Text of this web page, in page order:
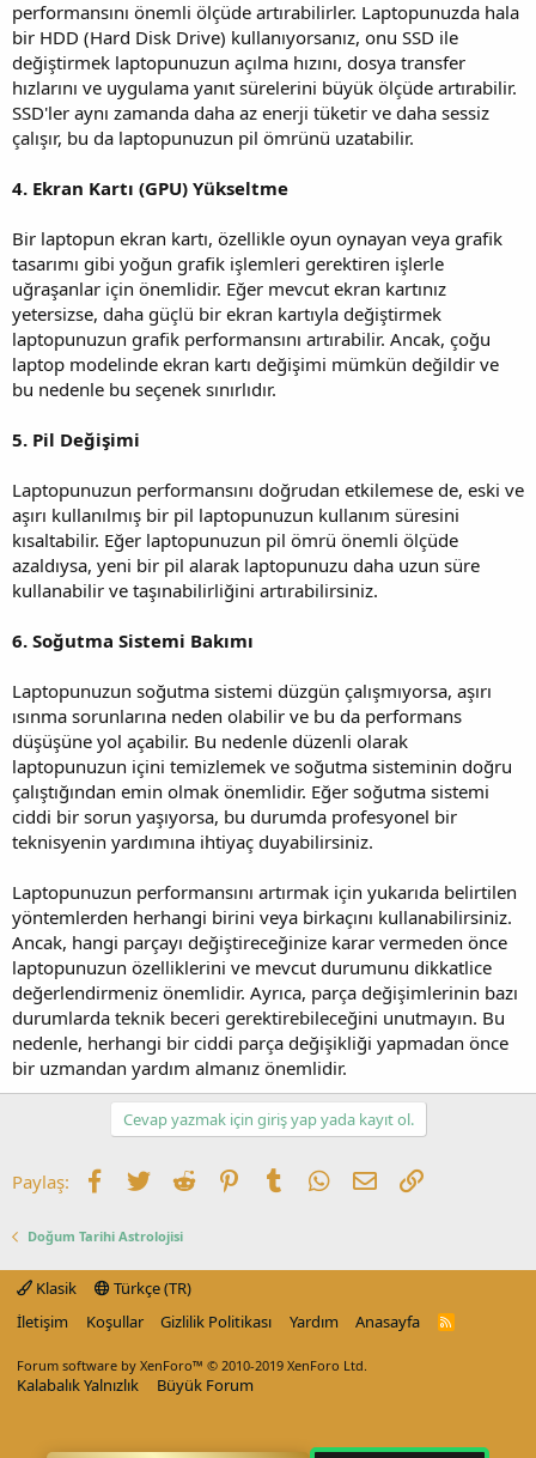
performansını önemli ölçüde artırabilirler. Laptopunuzda hala
bir HDD (Hard Disk Drive) kullanıyorsanız, onu SSD ile
değiştirmek laptopunuzun açılma hızını, dosya transfer
hızlarını ve uygulama yanıt sürelerini büyük ölçüde artırabilir.
SSD'ler aynı zamanda daha az enerji tüketir ve daha sessiz
çalışır, bu da laptopunuzun pil ömrünü uzatabilir.
4. Ekran Kartı (GPU) Yükseltme
Bir laptopun ekran kartı, özellikle oyun oynayan veya grafik
tasarımı gibi yoğun grafik işlemleri gerektiren işlerle
uğraşanlar için önemlidir. Eğer mevcut ekran kartınız
yetersizse, daha güçlü bir ekran kartıyla değiştirmek
laptopunuzun grafik performansını artırabilir. Ancak, çoğu
laptop modelinde ekran kartı değişimi mümkün değildir ve
bu nedenle bu seçenek sınırlıdır.
5. Pil Değişimi
Laptopunuzun performansını doğrudan etkilemese de, eski ve
aşırı kullanılmış bir pil laptopunuzun kullanım süresini
kısaltabilir. Eğer laptopunuzun pil ömrü önemli ölçüde
azaldıysa, yeni bir pil alarak laptopunuzu daha uzun süre
kullanabilir ve taşınabilirliğini artırabilirsiniz.
6. Soğutma Sistemi Bakımı
Laptopunuzun soğutma sistemi düzgün çalışmıyorsa, aşırı
ısınma sorunlarına neden olabilir ve bu da performans
düşüşüne yol açabilir. Bu nedenle düzenli olarak
laptopunuzun içini temizlemek ve soğutma sisteminin doğru
çalıştığından emin olmak önemlidir. Eğer soğutma sistemi
ciddi bir sorun yaşıyorsa, bu durumda profesyonel bir
teknisyenin yardımına ihtiyaç duyabilirsiniz.
Laptopunuzun performansını artırmak için yukarıda belirtilen
yöntemlerden herhangi birini veya birkaçını kullanabilirsiniz.
Ancak, hangi parçayı değiştireceğinize karar vermeden önce
laptopunuzun özelliklerini ve mevcut durumunu dikkatlice
değerlendirmeniz önemlidir. Ayrıca, parça değişimlerinin bazı
durumlarda teknik beceri gerektirebileceğini unutmayın. Bu
nedenle, herhangi bir ciddi parça değişikliği yapmadan önce
bir uzmandan yardım almanız önemlidir.
Cevap yazmak için giriş yap yada kayıt ol.
Paylaş: Facebook
TwitterReddit PinterestTumblrWhatsApp
E-postaLink
Doğum Tarihi Astrolojisi
Klasik
Türkçe (TR)
İletişim
Koşullar Gizlilik Politikası Yardım Anasayfa
R
Forum software by XenForo™ © 2010-2019 XenForo Ltd.
Kalabalık Yalnızlık Büyük Forum